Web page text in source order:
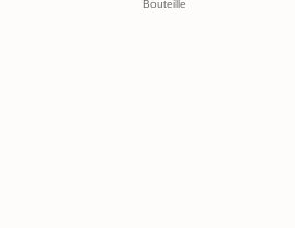
Bouteille